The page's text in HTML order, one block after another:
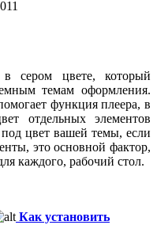
сером цвете, который
темам оформления.
функция плеера, в
отдельных элементов
цвет вашей темы, если
это основной фактор,
каждого, рабочий стол.
Как установить